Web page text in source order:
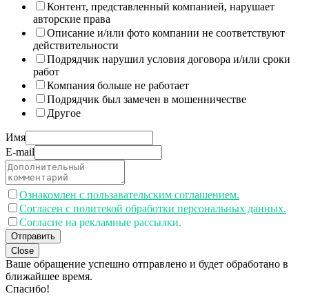
Контент, представленный компанией, нарушает
авторские права
Описание и/или фото компании не соответствуют
действительности
Подрядчик нарушил условия договора и/или сроки
работ
Компания больше не работает
Подрядчик был замечен в мошенничестве
Другое
Имя
E-mail
Ознакомлен с пользавательским соглашением.
Согласен с политекой обработки персональных данных.
Согласие на рекламные рассылки.
Отправить
Close
Ваше обращение успешно отправлено и будет обработано в
ближайшее время.
Спасибо!